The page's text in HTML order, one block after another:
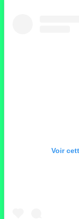
Voir